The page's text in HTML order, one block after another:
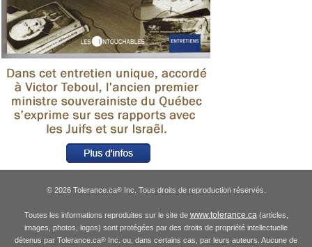
© 2026 Tolerance.ca®Inc. Tous droits de reproduction réservés.
Toutes les informations reproduites sur le site de www.tolerance.ca(articles,
images, photos, logos) sont protégées par des droits de propriété intellectuelle
détenus par Tolerance.ca® Inc. ou, dans certains cas, par leurs auteurs. Aucune de